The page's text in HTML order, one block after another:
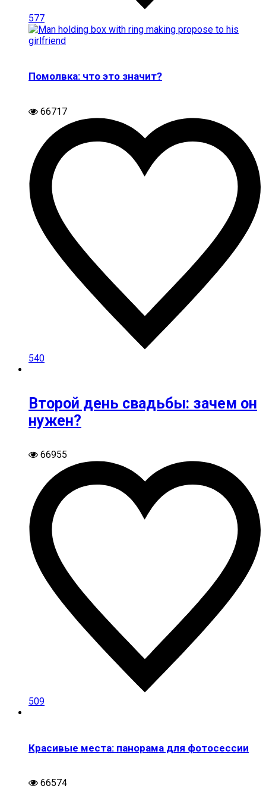
577
Помолвка: что это значит?
66717
540
Второй день свадьбы: зачем он
нужен?
66955
509
Красивые места: панорама для фотосессии
66574